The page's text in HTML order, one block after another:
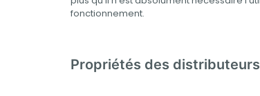
fonctionnement.
Propriétés des